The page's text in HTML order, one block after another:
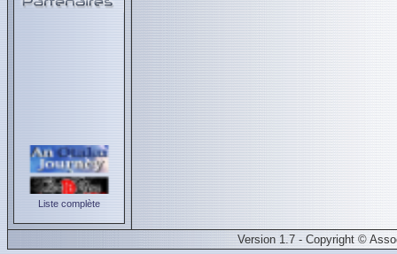
Liste complète
Version 1.7 - Copyright ©